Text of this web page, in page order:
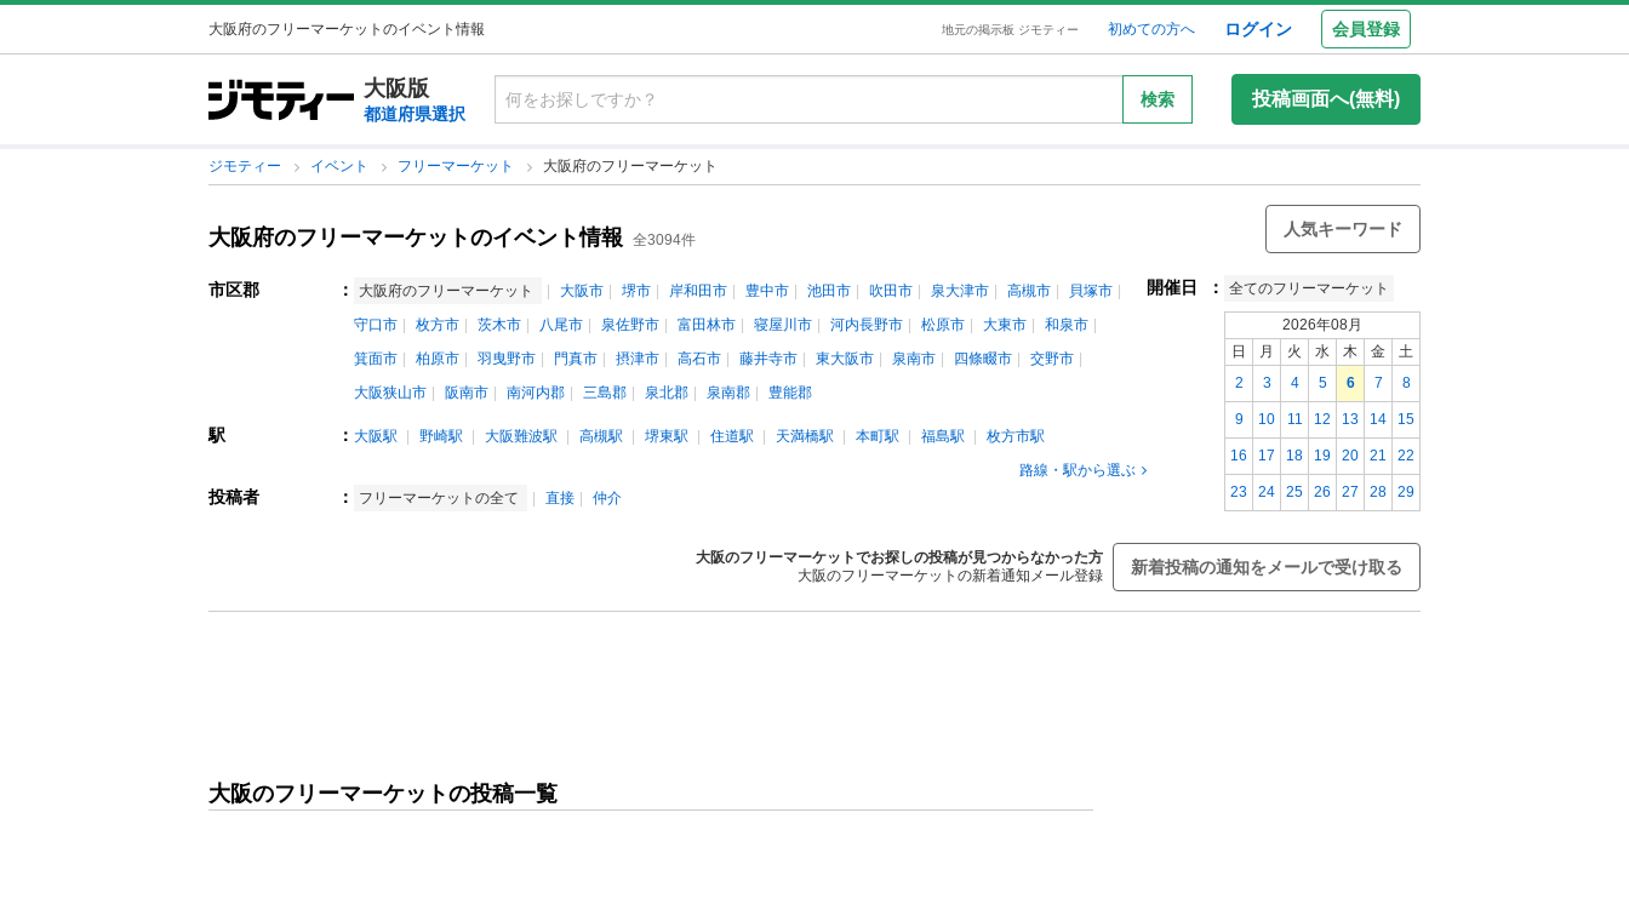
大阪府のフリーマーケットのイベント情報 地元の掲示板 ジモティー 初めての方へ ログイン 会員登録
大阪版
都道府県選択
検索 投稿画面へ(無料)
ジモティー イベント フリーマーケット 大阪府のフリーマーケット
大阪府のフリーマーケットのイベント情報 全3094件
人気キーワード
市区郡 ： 大阪府のフリーマーケット 大阪市 堺市 岸和田市 豊中市 池田市 吹田市 泉大津市 高槻市
貝塚市
守口市
枚方市 茨木市 八尾市 泉佐野市 富田林市 寝屋川市 河内長野市 松原市 大東市
和泉市
箕面市
柏原市 羽曳野市 門真市 摂津市 高石市 藤井寺市 東大阪市 泉南市 四條畷市
交野市
大阪狭山市
阪南市 南河内郡 三島郡 泉北郡 泉南郡 豊能郡
駅 ： 大阪駅 野崎駅 大阪難波駅 高槻駅 堺東駅 住道駅 天満橋駅 本町駅 福島駅
枚方市駅
路線・駅から選ぶ
投稿者 ： フリーマーケットの全て 直接 仲介
開催日 ： 全てのフリーマーケット
2026年08月
日
月 火 水 木 金
土
2
3 4 5 6 7 8
9 10 11 12 13 14 15
16 17 18 19 20 21 22
23 24 25 26 27 28 29
大阪のフリーマーケットでお探しの投稿が見つからなかった方
大阪のフリーマーケットの新着通知メール登録
新着投稿の通知をメールで受け取る
大阪のフリーマーケットの投稿一覧